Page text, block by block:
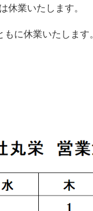
は休業いたします。
に休業いたします。